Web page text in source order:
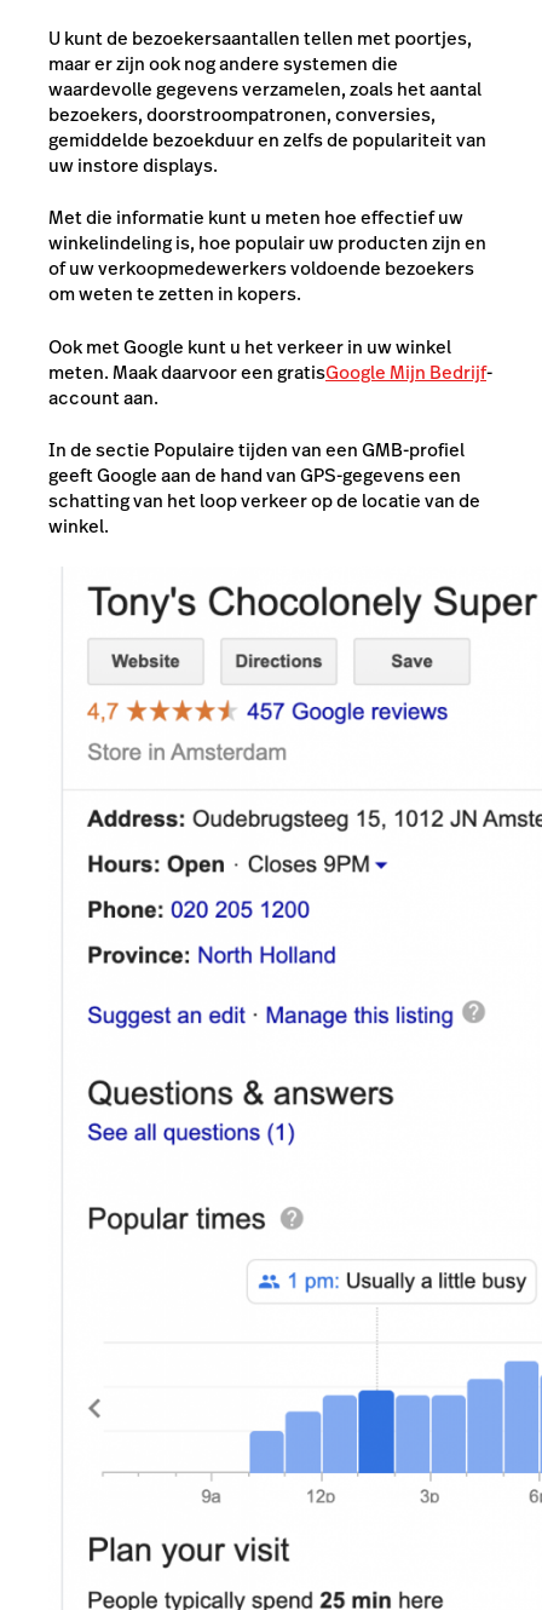
U kunt de bezoekersaantallen tellen met poortjes,
maar er zijn ook nog andere systemen die
waardevolle gegevens verzamelen, zoals het aantal
bezoekers, doorstroompatronen, conversies,
gemiddelde bezoekduur en zelfs de populariteit van
uw instore displays.
Met die informatie kunt u meten hoe effectief uw
winkelindeling is, hoe populair uw producten zijn en
of uw verkoopmedewerkers voldoende bezoekers
om weten te zetten in kopers.
Ook met Google kunt u het verkeer in uw winkel
meten. Maak daarvoor een gratisGoogle Mijn Bedrijf-
account aan.
In de sectie Populaire tijden van een GMB-profiel
geeft Google aan de hand van GPS-gegevens een
schatting van het loop verkeer op de locatie van de
winkel.